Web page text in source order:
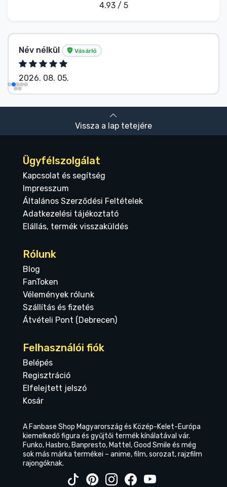
4.93 / 5
Név nélkül Vásárló
2026. 08. 05.
Vissza a lap tetejére
Ügyfélszolgálat
Kapcsolat és segítség
Impresszum
Általános Szerződési Feltételek
Adatkezelési tájékoztató
Elállás, termék visszaküldés
Rólunk
Blog
FanToken
Vélemények rólunk
Szállítás és fizetés
Átvételi Pont (Debrecen)
Felhasználói fiók
Belépés
Regisztráció
Elfelejtett jelszó
Kosár
A Fanbase Shop Magyarország és Közép-Kelet-Európa
kiemelkedő figura és gyűjtői termék kínálatával vár.
Funko, Hasbro, Banpresto, Mattel, Good Smile és még
sok más márka termékei – anime, film, sorozat, rajzfilm
rajongóknak.